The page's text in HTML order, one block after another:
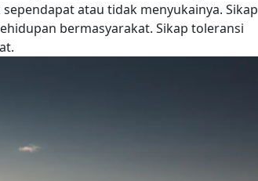
atau tidak menyukainya. Sikap
bermasyarakat. Sikap toleransi